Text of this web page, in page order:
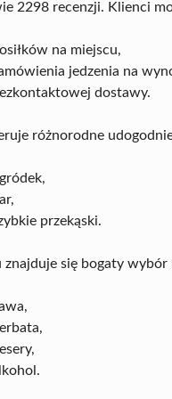
2298 recenzji. Klienci
na miejscu,
jedzenia na
dostawy.
różnorodne
przekąski.
znajduje się bogaty